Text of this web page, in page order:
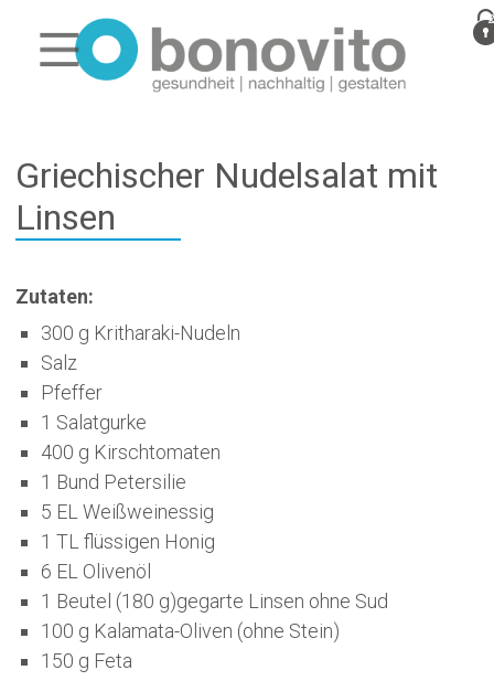
Griechischer Nudelsalat mit
Linsen
Zutaten:
300 g Kritharaki-Nudeln
Salz
Pfeffer
1 Salatgurke
400 g Kirschtomaten
1 Bund Petersilie
5 EL Weißweinessig
1 TL flüssigen Honig
6 EL Olivenöl
1 Beutel (180 g)gegarte Linsen ohne Sud
100 g Kalamata-Oliven (ohne Stein)
150 g Feta